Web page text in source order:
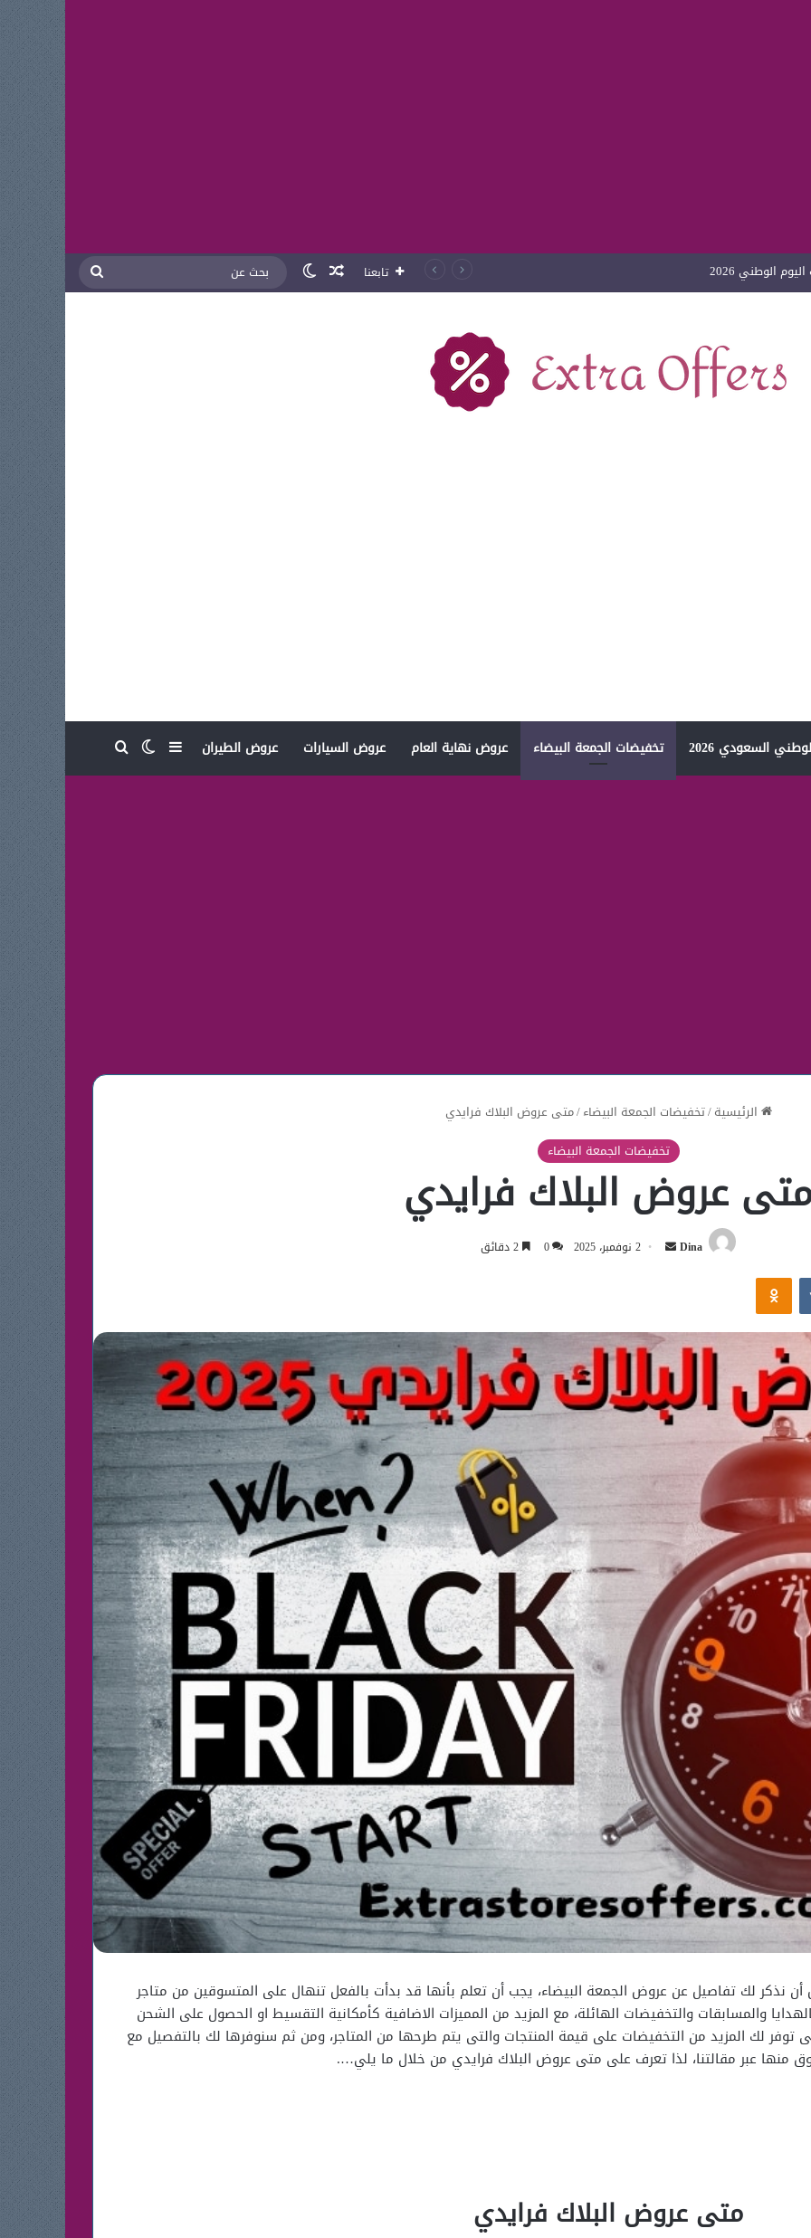
الوطني 2026 تابعنا مقال عشوائي
الوضع المظلم
بحث
السعودي 2026 تخفيضات الجمعة البيضاء عروض نهاية العام عروض السيارات عروض الطيران إضافة عمود جانبي
الوضع المظلم
بحث عن
الرئيسية/تخفيضات الجمعة البيضاء/متى عروض البلاك فرايدي
تخفيضات الجمعة البيضاء
عروض البلاك فرايدي
Dina
أرسل 2 نوفمبر، 2025 0
Odnoklassniki
نذكر لك تفاصيل عن عروض الجمعة البيضاء، يجب أن تعلم بأنها قد بدأت بالفعل تنهال على المتسوقين من متاجر
والمسابقات والتخفيضات الهائلة، مع المزيد من المميزات الاضافية كأمكانية التقسيط او الحصول على الشحن
توفر لك المزيد من التخفيضات على قيمة المنتجات والتى يتم طرحها من المتاجر، ومن ثم سنوفرها لك بالتفصيل مع
منها عبر مقالتنا، لذا تعرف على متى عروض البلاك فرايدي من خلال ما يلي….
متى عروض البلاك فرايدي